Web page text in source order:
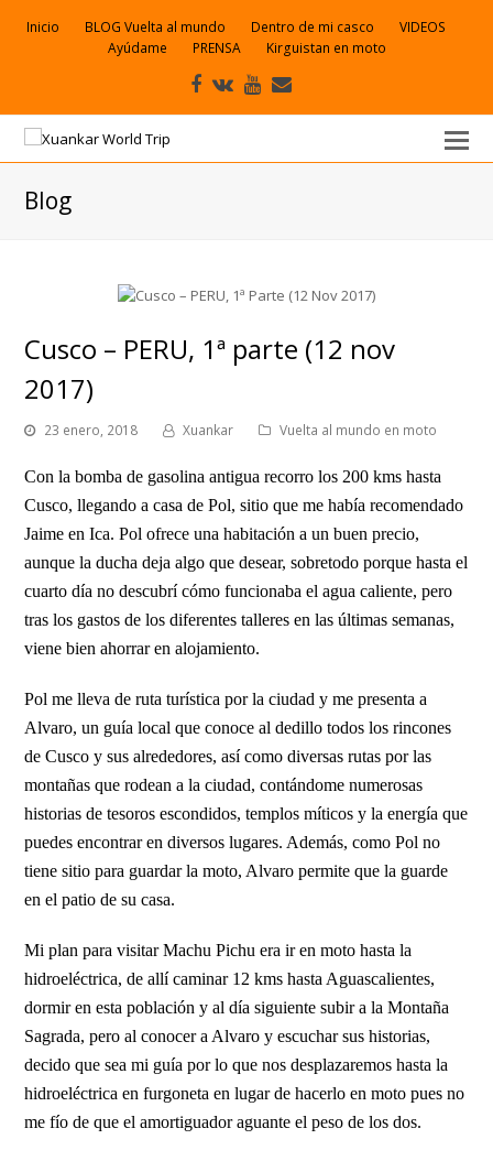
Inicio BLOG Vuelta al mundo Dentro de mi casco
VIDEOS
Ayúdame
PRENSA Kirguistan en moto
Facebook
VK Youtube
electrónico
Blog
Cusco – PERU, 1ª parte (12 nov
2017)
23 enero, 2018 Xuankar Vuelta al mundo en moto
Con la bomba de gasolina antigua recorro los 200 kms hasta
Cusco, llegando a casa de Pol, sitio que me había recomendado
Jaime en Ica. Pol ofrece una habitación a un buen precio,
aunque la ducha deja algo que desear, sobretodo porque hasta el
cuarto día no descubrí cómo funcionaba el agua caliente, pero
tras los gastos de los diferentes talleres en las últimas semanas,
viene bien ahorrar en alojamiento.
Pol me lleva de ruta turística por la ciudad y me presenta a
Alvaro, un guía local que conoce al dedillo todos los rincones
de Cusco y sus alrededores, así como diversas rutas por las
montañas que rodean a la ciudad, contándome numerosas
historias de tesoros escondidos, templos míticos y la energía que
puedes encontrar en diversos lugares. Además, como Pol no
tiene sitio para guardar la moto, Alvaro permite que la guarde
en el patio de su casa.
Mi plan para visitar Machu Pichu era ir en moto hasta la
hidroeléctrica, de allí caminar 12 kms hasta Aguascalientes,
dormir en esta población y al día siguiente subir a la Montaña
Sagrada, pero al conocer a Alvaro y escuchar sus historias,
decido que sea mi guía por lo que nos desplazaremos hasta la
hidroeléctrica en furgoneta en lugar de hacerlo en moto pues no
me fío de que el amortiguador aguante el peso de los dos.